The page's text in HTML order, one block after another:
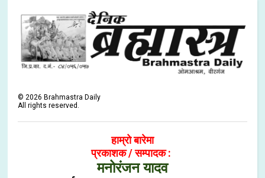
© 2026 Brahmastra Daily
All rights reserved.
हाम्रो बारेमा
प्रकाशक / सम्पादक :
मनोरंजन यादव